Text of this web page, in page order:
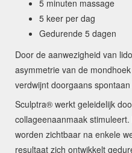
5 minuten massage
5 keer per dag
Gedurende 5 dagen
Door de aanwezigheid van
asymmetrie van de
verdwijnt doorgaans
Sculptra® werkt geleidelijk
collageenaanmaak
worden zichtbaar na enkele
resultaat zich ontwikkelt